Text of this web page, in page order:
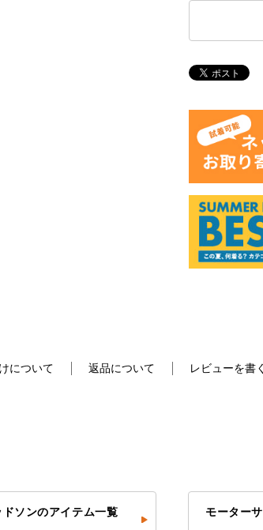
について 返品について レビューを書く
ソンのアイテム一覧
モーター